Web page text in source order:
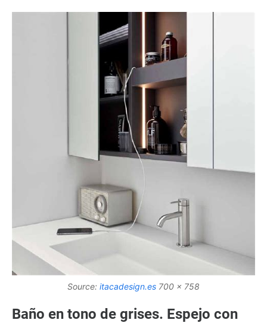
Source: itacadesign.es 700 x 758
Baño en tono de grises. Espejo con